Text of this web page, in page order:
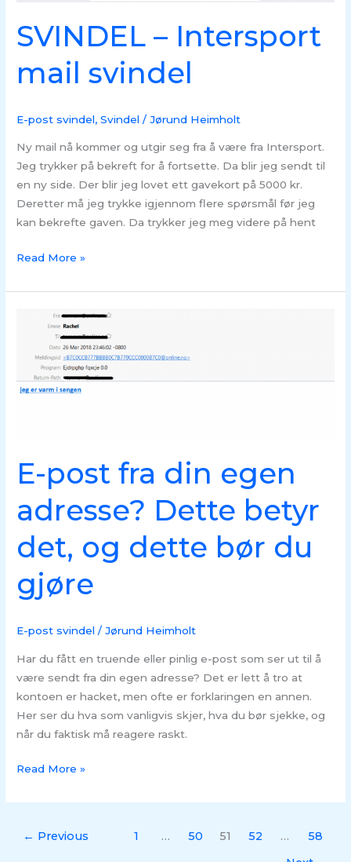
SVINDEL – Intersport
mail svindel
E-post svindel,Svindel /Jørund Heimholt
Ny mail nå kommer og utgir seg fra å være fra Intersport.
Jeg trykker på bekreft for å fortsette. Da blir jeg sendt til
en ny side. Der blir jeg lovet ett gavekort på 5000 kr.
Deretter må jeg trykke igjennom flere spørsmål før jeg
kan bekrefte gaven. Da trykker jeg meg videre på hent
Read More »
E-post fra din egen
adresse? Dette betyr
det, og dette bør du
gjøre
E-post svindel /Jørund Heimholt
Har du fått en truende eller pinlig e-post som ser ut til å
være sendt fra din egen adresse? Det er lett å tro at
kontoen er hacket, men ofte er forklaringen en annen.
Her ser du hva som vanligvis skjer, hva du bør sjekke, og
når du faktisk må reagere raskt.
egen
det,
og
dette
bør
du
Read More »
← Previous 1 … 50 51 52 …
58